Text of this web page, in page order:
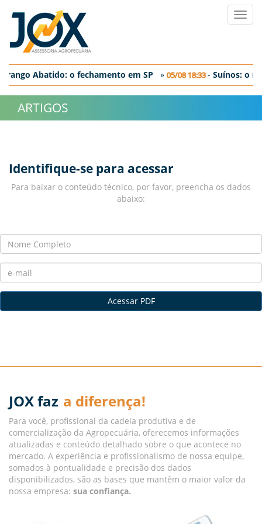
Frango Abatido: o fechamento em SP » 05/08 18:33- Suí­nos: o
Ovos: discreta correção nos preços negociados no dia de hoje
ARTIGOS
Identifique-se para acessar
Para baixar o conteúdo técnico, por favor, preencha os dados
abaixo:
Acessar PDF
JOX faz a diferença!
Para você, profissional da cadeia produtiva e de
comercialização da Agropecuária, oferecemos informações
atualizadas e conteúdo detalhado sobre o que acontece no
mercado. A experiência e profissionalismo de nossa equipe,
somados à pontualidade e precisão dos dados
disponibilizados, são as bases que mantêm o maior valor da
nossa empresa: sua confiança.